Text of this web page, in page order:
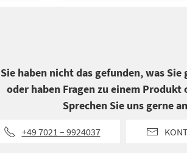
Sie haben nicht das gefunden, was Sie
oder haben Fragen zu einem Produkt
Sprechen Sie uns gerne
+49 7021 – 9924037